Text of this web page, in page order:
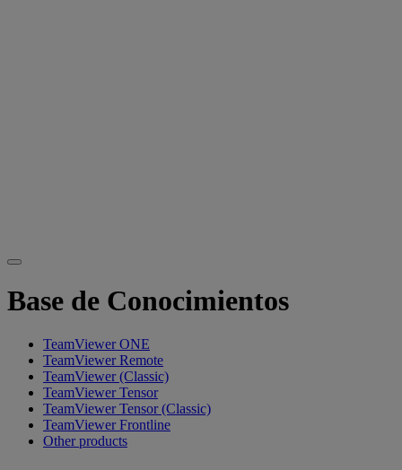
Base de Conocimientos
TeamViewer ONE
TeamViewer Remote
TeamViewer (Classic)
TeamViewer Tensor
TeamViewer Tensor (Classic)
TeamViewer Frontline
Other products